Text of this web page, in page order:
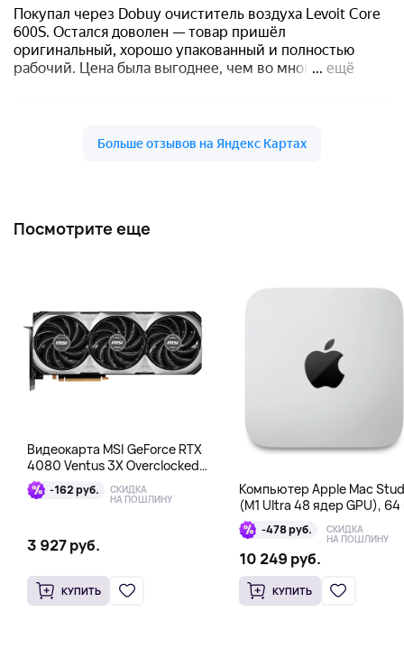
Посмотрите еще
Видеокарта MSI GeForce RTX
4080 Ventus 3X Overclocked
16GB DDR6X
-162 руб. СКИДКА
НА ПОШЛИНУ
3 927 руб.
КУПИТЬ
Компьютер Apple Mac
(M1 Ultra 48 ядер GPU), 64
1 Тб -478 руб. СКИДКА
НА ПОШЛИНУ
10 249 руб.
КУПИТЬ